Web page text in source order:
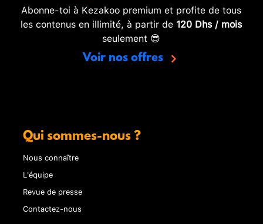
Abonne-toi à Kezakoo premium et profite de tous
les contenus en illimité, à partir de 120 Dhs / mois
seulement 😎
Voir nos offres
Qui sommes-nous ?
Nous connaître
L'équipe
Revue de presse
Contactez-nous